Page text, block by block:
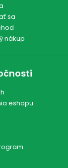
sa
nákup
eshopu